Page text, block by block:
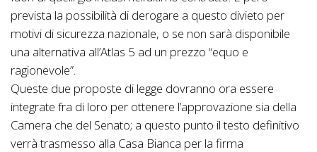
prevista la possibilità di derogare a questo divieto per
motivi di sicurezza nazionale, o se non sarà disponibile
una alternativa all’Atlas 5 ad un prezzo “equo e
ragionevole”.
Queste due proposte di legge dovranno ora essere
integrate fra di loro per ottenere l’approvazione sia della
Camera che del Senato; a questo punto il testo definitivo
verrà trasmesso alla Casa Bianca per la firma